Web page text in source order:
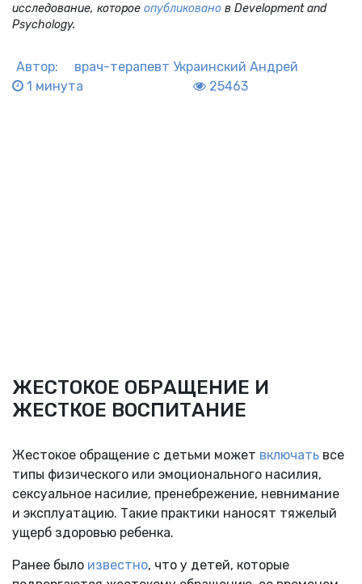
исследование, которое опубликовано в Development and
Psychology.
Автор: врач-терапевт Украинский Андрей
1 минута
25463
ЖЕСТОКОЕ ОБРАЩЕНИЕ И
ЖЕСТКОЕ ВОСПИТАНИЕ
Жестокое обращение с детьми может включать все
типы физического или эмоционального насилия,
сексуальное насилие, пренебрежение, невнимание
и эксплуатацию. Такие практики наносят тяжелый
ущерб здоровью ребенка.
Ранее было известно, что у детей, которые